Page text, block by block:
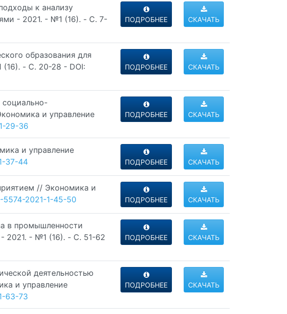
к анализу
- 2021. - №1 (16). - C. 7-
ПОДРОБНЕЕ СКАЧАТЬ
образования для
- C. 20-28 - DOI:
ПОДРОБНЕЕ СКАЧАТЬ
социально-
и управление
29-36
ПОДРОБНЕЕ СКАЧАТЬ
и управление
37-44 ПОДРОБНЕЕ СКАЧАТЬ
// Экономика и
5574-2021-1-45-50 ПОДРОБНЕЕ СКАЧАТЬ
в промышленности
2021. - №1 (16). - C. 51-62
ПОДРОБНЕЕ СКАЧАТЬ
деятельностью
и управление
63-73
ПОДРОБНЕЕ СКАЧАТЬ